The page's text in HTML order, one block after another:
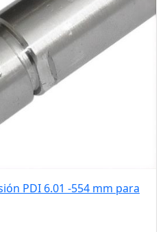
PDI 6.01 -554 mm para